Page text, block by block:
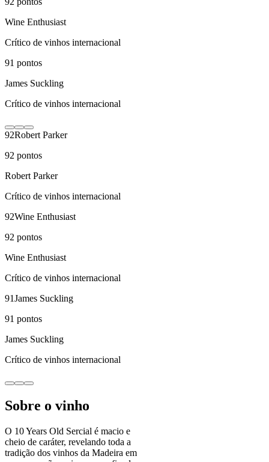
Wine Enthusiast
Crítico de vinhos internacional
91 pontos
James Suckling
Crítico de vinhos internacional
92Robert Parker
92 pontos
Robert Parker
Crítico de vinhos internacional
92Wine Enthusiast
92 pontos
Wine Enthusiast
Crítico de vinhos internacional
91James Suckling
91 pontos
James Suckling
Crítico de vinhos internacional
Sobre o vinho
O 10 Years Old Sercial é macio e
cheio de caráter, revelando toda a
tradição dos vinhos da Madeira em